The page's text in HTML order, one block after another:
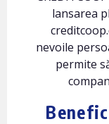
lansarea
nevoile
permite